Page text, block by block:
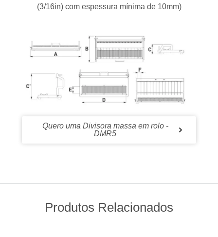
(3/16in) com espessura mínima de 10mm)
Quero uma Divisora massa em rolo -
DMR5
Produtos Relacionados